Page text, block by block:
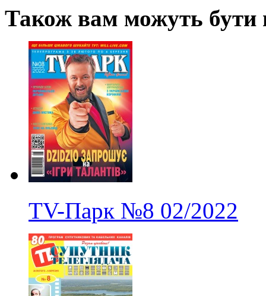
Також вам можуть бути
TV-Парк №8 02/2022